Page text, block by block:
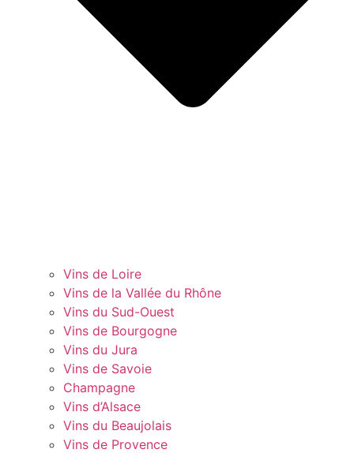
Vins de Loire
Vins de la Vallée du Rhône
Vins du Sud-Ouest
Vins de Bourgogne
Vins du Jura
Vins de Savoie
Champagne
Vins d’Alsace
Vins du Beaujolais
Vins de Provence